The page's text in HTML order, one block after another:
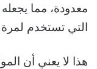
معدودة، مما يجعله
التي تستخدم
هذا لا يعني أن